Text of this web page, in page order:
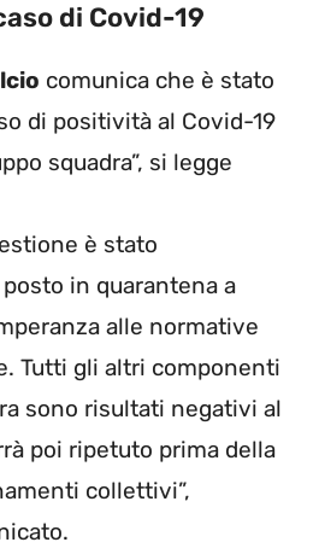
di Covid-19
comunica che è stato
di positività al Covid-19
squadra”, si legge
è stato
in quarantena a
alle normative
Tutti gli altri componenti
sono risultati negativi al
poi ripetuto prima della
collettivi”,